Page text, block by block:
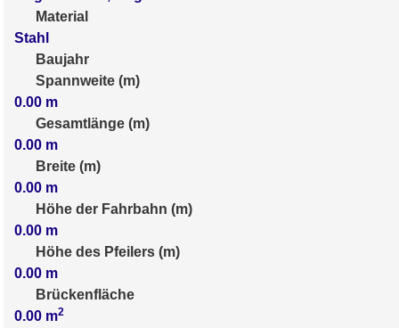
Material
Stahl
Baujahr
Spannweite (m)
0.00 m
Gesamtlänge (m)
0.00 m
Breite (m)
0.00 m
Höhe der Fahrbahn (m)
0.00 m
Höhe des Pfeilers (m)
0.00 m
Brückenfläche
0.00 m2